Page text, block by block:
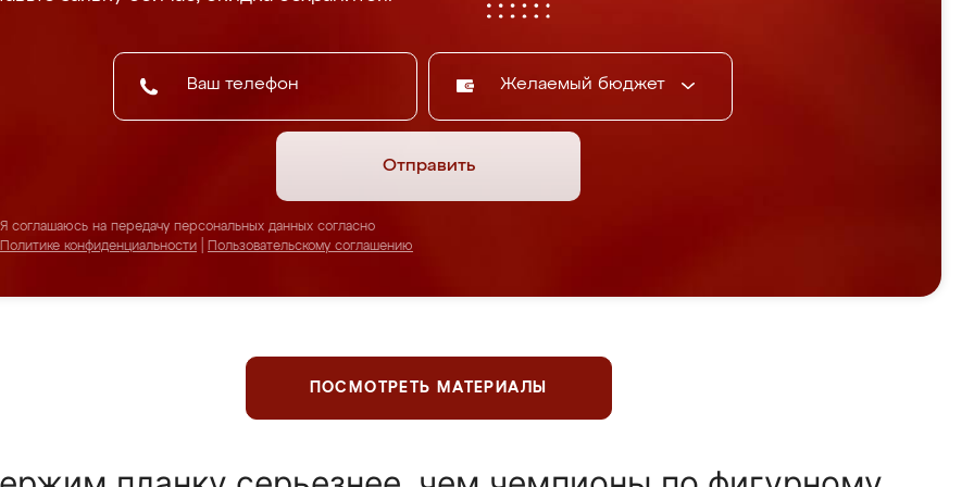
Желаемый бюджет
Отправить
Я соглашаюсь на передачу персональных данных согласно
Политике конфиденциальности
Пользовательскому соглашению
ПОСМОТРЕТЬ МАТЕРИАЛЫ